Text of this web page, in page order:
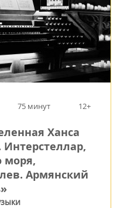
75 минут 12+
Ханса
моря,
Армянский